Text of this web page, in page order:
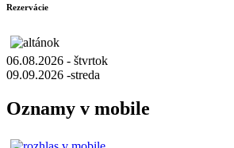
Rezervácie
06.08.2026 - štvrtok
09.09.2026 -streda
Oznamy v mobile